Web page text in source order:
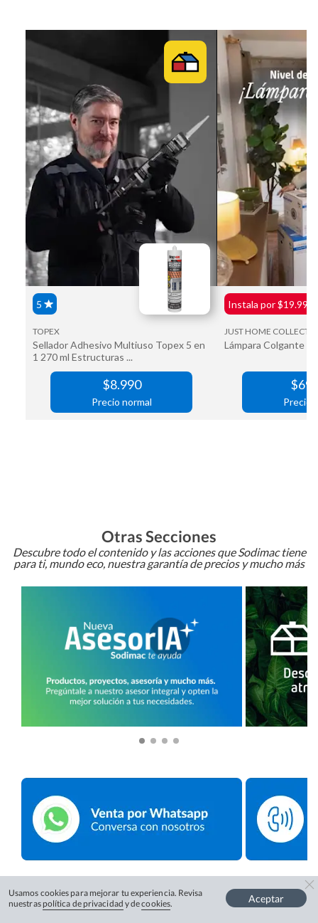
Otras Secciones
Descubre todo el contenido y las acciones que Sodimac tiene
para ti, mundo eco, nuestra garantía de precios y mucho más
Usamos cookies para mejorar tu experiencia. Revisa
nuestras política de privacidad y decookies. Aceptar